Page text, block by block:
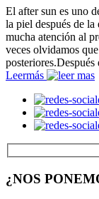
El after sun es uno
la piel después de
mucha atención al
veces olvidamos
Leermás
¿NOS